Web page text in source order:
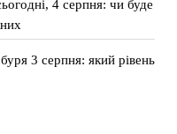
4 серпня: чи буде
3 серпня: який рівень